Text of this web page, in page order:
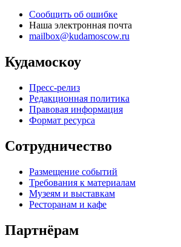
Сообщить об ошибке
Наша электронная почта
mailbox@kudamoscow.ru
Кудамоскоу
Пресс-релиз
Редакционная политика
Правовая информация
Формат ресурса
Сотрудничество
Размещение событий
Требования к материалам
Музеям и выставкам
Ресторанам и кафе
Партнёрам